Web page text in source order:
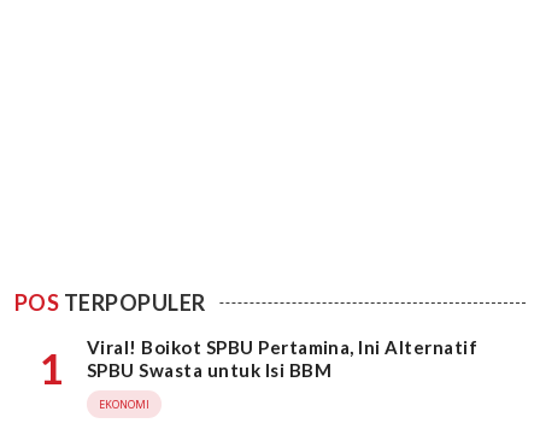
POS TERPOPULER
1
Viral! Boikot SPBU Pertamina, Ini Alternatif
SPBU Swasta untuk Isi BBM
EKONOMI